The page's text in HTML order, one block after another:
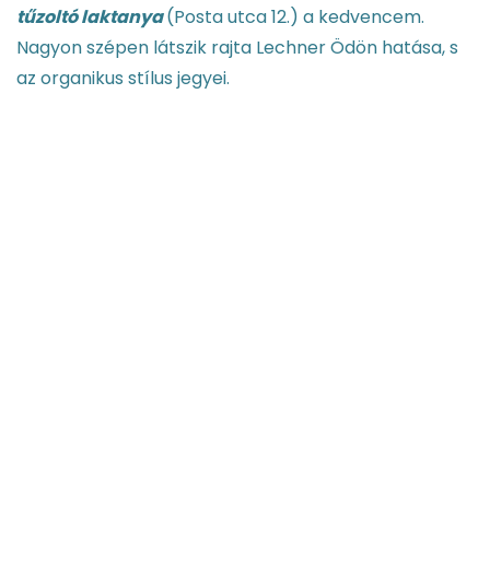
tűzoltó laktanya(Posta utca 12.) a kedvencem.
Nagyon szépen látszik rajta Lechner Ödön hatása, s
az organikus stílus jegyei.